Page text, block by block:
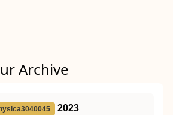
Archive
2023